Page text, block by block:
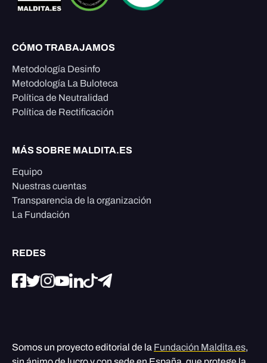
CÓMO TRABAJAMOS
Metodología Desinfo
Metodología La Buloteca
Política de Neutralidad
Política de Rectificación
MÁS SOBRE MALDITA.ES
Equipo
Nuestras cuentas
Transparencia de la organización
La Fundación
REDES
Somos un proyecto editorial de la Fundación Maldita.es,